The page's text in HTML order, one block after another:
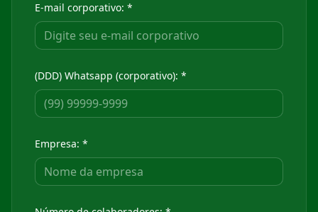
E-mail corporativo: *
(DDD) Whatsapp (corporativo): *
Empresa: *